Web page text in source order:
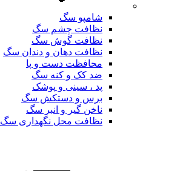
شامپو سگ
نظافت چشم سگ
نظافت گوش سگ
نظافت دهان و دندان سگ
محافظت دست و پا
ضد کک و کنه سگ
پد ، سینی و پوشک
برس و دستکش سگ
ناخن گیر و انبر سگ
نظافت محل نگهداری سگ